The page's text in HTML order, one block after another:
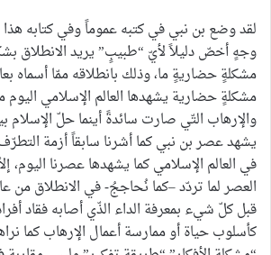
لقد وضع بن نبي في كتبه عموماً وفي كتابه هذا
وجهٍ أخصّ دليلاً لأيّ “طبيبٍ” يريد الانطلاق
مشكلةٍ حضاريةٍ ما، وذلك بانطلاقه ممّا أسماه
مشكلةٍ حضارية يشهدها العالم الإسلامي
والإرهاب التّي صارت سائدةً أينما حلّ الإسلام
يشهد عصر بن نبي كما أشرنا سابقاً أزمة
في العالم الإسلامي كما يشهدها عصرنا اليوم،
العصر لما تردّد –كما نُحاججُ- في الانطلاق من
قبل كلّ شيء بمعرفة الداء الذّي أصابه فقاد
كأسلوب حياة أو ممارسة أعمال الإرهاب كما